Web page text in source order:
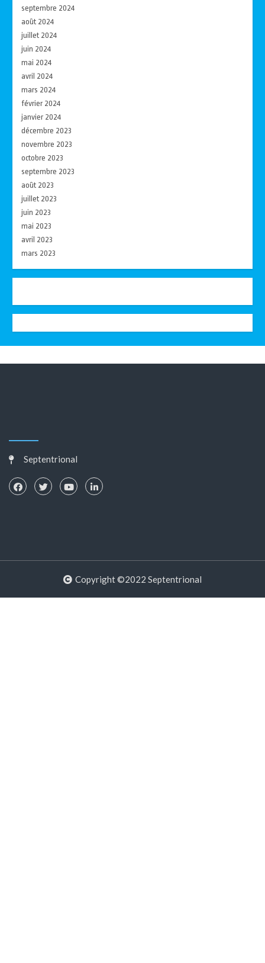
septembre 2024
août 2024
juillet 2024
juin 2024
mai 2024
avril 2024
mars 2024
février 2024
janvier 2024
décembre 2023
novembre 2023
octobre 2023
septembre 2023
août 2023
juillet 2023
juin 2023
mai 2023
avril 2023
mars 2023
Septentrional
Copyright ©2022 Septentrional